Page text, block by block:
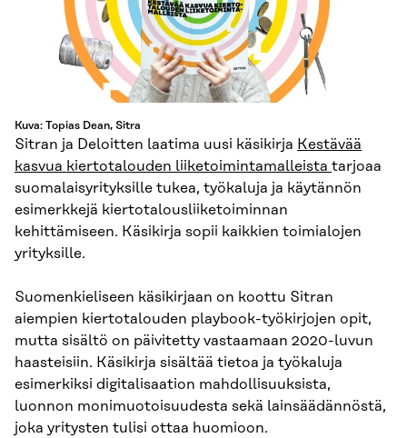
Kuva: Topias Dean, Sitra
Sitran ja Deloitten laatima uusi käsikirja Kestävää
kasvua kiertotalouden liiketoimintamalleista tarjoaa
suomalaisyrityksille tukea, työkaluja ja käytännön
esimerkkejä kiertotalousliiketoiminnan
kehittämiseen. Käsikirja sopii kaikkien toimialojen
yrityksille.
Suomenkieliseen käsikirjaan on koottu Sitran
aiempien kiertotalouden playbook-työkirjojen opit,
mutta sisältö on päivitetty vastaamaan 2020-luvun
haasteisiin. Käsikirja sisältää tietoa ja työkaluja
esimerkiksi digitalisaation mahdollisuuksista,
luonnon monimuotoisuudesta sekä lainsäädännöstä,
joka yritysten tulisi ottaa huomioon.